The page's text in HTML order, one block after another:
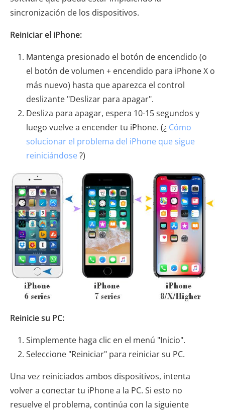
sincronización de los dispositivos.
Reiniciar el iPhone:
Mantenga presionado el botón de encendido (o
el botón de volumen + encendido para iPhone X o
más nuevo) hasta que aparezca el control
deslizante "Deslizar para apagar".
Desliza para apagar, espera 10-15 segundos y
luego vuelve a encender tu iPhone. (¿ Cómo
solucionar el problema del iPhone que sigue
reiniciándose ?)
Reinicie su PC:
Simplemente haga clic en el menú "Inicio".
Seleccione "Reiniciar" para reiniciar su PC.
Una vez reiniciados ambos dispositivos, intenta
volver a conectar tu iPhone a la PC. Si esto no
resuelve el problema, continúa con la siguiente